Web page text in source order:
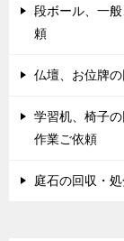
段ボール、一
頼
仏壇、お位牌
学習机、椅子
作業ご依頼
庭石の回収・